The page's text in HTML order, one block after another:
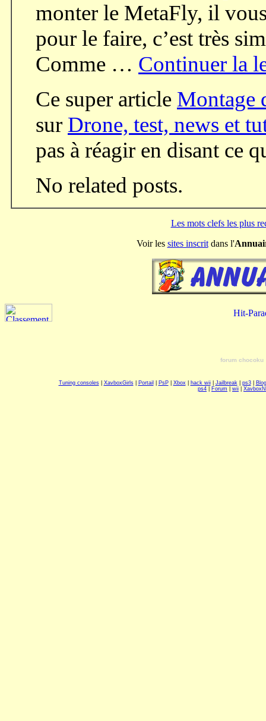
monter le MetaFly, il
pour le faire, c’est très
Comme … Continuer la
Ce super article Montage
sur Drone, test, news et
pas à réagir en disant ce
No related posts.
Les mots clefs les plus
Voir les sites inscritdans l'
forum chocoku
Tuning consoles| XavboxGirls| Portail PsP| Xbox hack wii| Jailbreak ps3|
Blog
ps4
Forum wii